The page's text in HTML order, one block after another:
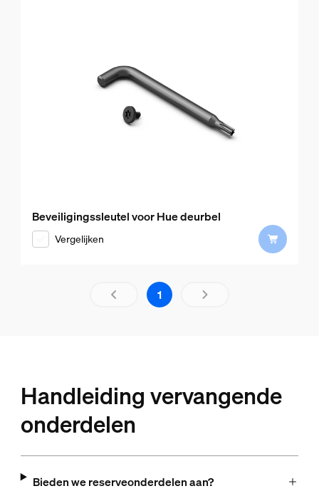
Beveiligingssleutel voor Hue deurbel
Vergelijken
De resultatenpagina 1 niet 1
1
Handleiding vervangende
onderdelen
Bieden we reserveonderdelen aan?